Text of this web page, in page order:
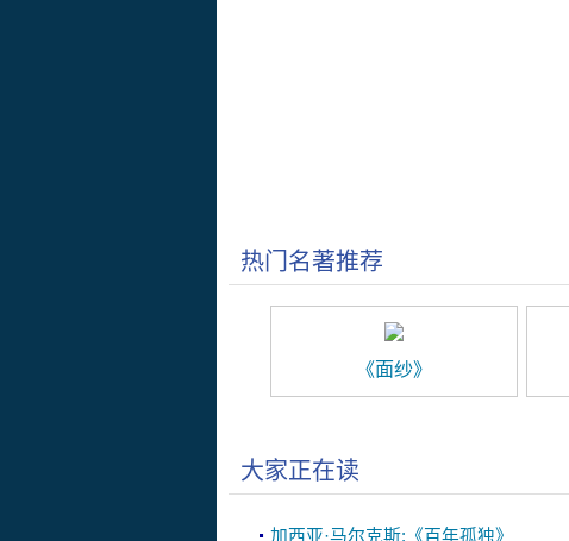
热门名著推荐
《面纱》
大家正在读
加西亚·马尔克斯:《百年孤独》